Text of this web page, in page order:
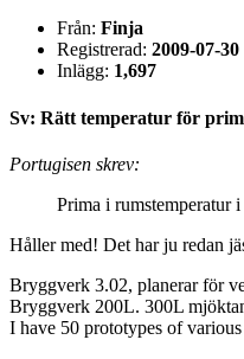
Från: Finja
Registrerad: 2009-07-30
Inlägg: 1,697
Sv: Rätt temperatur för
Portugisen skrev:
Prima i rumstemperatur
Håller med! Det har ju redan
Bryggverk 3.02, planerar för
Bryggverk 200L. 300L
I have 50 prototypes of